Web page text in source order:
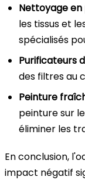
Nettoyage
les tissus et
spécialisés
Purificateurs
des filtres au
Peinture
peinture sur
éliminer les
En conclusion,
impact négatif